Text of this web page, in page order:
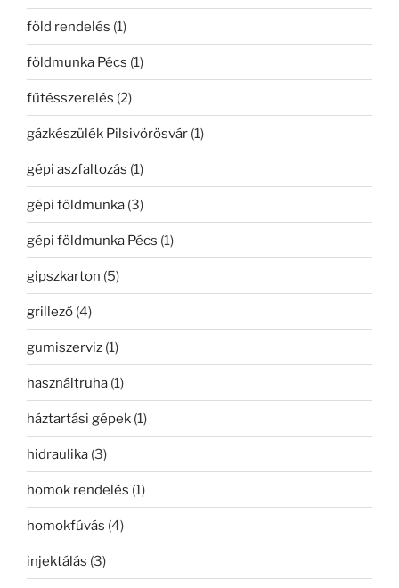
föld rendelés (1)
földmunka Pécs (1)
fűtésszerelés (2)
gázkészülék Pilsivörösvár (1)
gépi aszfaltozás (1)
gépi földmunka (3)
gépi földmunka Pécs (1)
gipszkarton (5)
grillező (4)
gumiszerviz (1)
használtruha (1)
háztartási gépek (1)
hidraulika (3)
homok rendelés (1)
homokfúvás (4)
injektálás (3)